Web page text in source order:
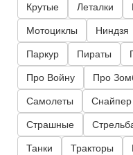
Крутые Леталки
Мотоциклы Ниндзя
Паркур Пираты
Про Войну Про
Самолеты Снайпер
Страшные
Танки Тракторы